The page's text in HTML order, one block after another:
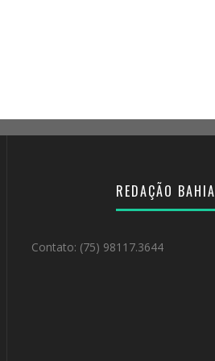
REDAÇÃO BAHIA
Contato: (75) 98117.3644